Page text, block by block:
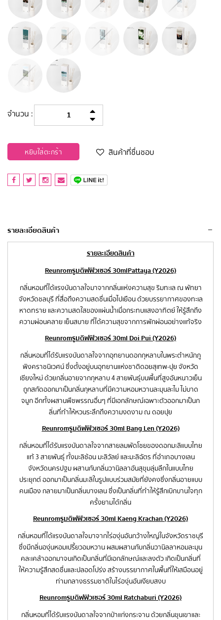
จำนวน :
หยิบใส่ตะกร้า สินค้าที่ชื่นชอบ
รายละเอียดสินค้า
รายละเอียดสินค้า
Reunrom รูมดิฟฟิวเซอร์ 30ml Pattaya (Y2026)
กลิ่นหอมที่ได้แรงบันดาลใจมาจากกลิ่นแห่งความสุข ริมทะเล ณ พัทยา
จังหวัดชลบุรี ที่สื่อถึงความสดชื่นเมื่อไปเยือน ด้วยบรรยากาศของทะเล
หาดทราย และความสดใสของแผ่นน้ำเมื่อกระทบแสงอาทิตย์ ให้รู้สึกถึง
ความผ่อนคลาย เย็นสบาย ที่ได้ความสุขจากการพักผ่อนอย่างแท้จริง
Reunrom รูมดิฟฟิวเซอร์ 30ml Doi Pui (Y2026)
กลิ่นหอมที่ได้รับแรงบันดาลใจจากอุทยานดอกกุหลาบในพระตำหนักภู
พิงคราชนิเวศน์ ซึ่งตั้งอยู่บนอุทยานแห่งชาติดอยสุเทพ-ปุย จังหวัด
เชียงใหม่ ด้วยกลิ่นอายจากกุหลาบ 4 สายพันธุ์บนพื้นที่สูงอันหนาวเย็น
ถูกสกัดออกมาเป็นกลิ่นกุหลาบที่มีความหอมหวานละมุนละไม ไม่บาด
จมูก อีกทั้งผสานพืชพรรณอื่นๆ ที่มีเอกลักษณ์เฉพาะตัวออกมาเป็นก
ลิ่นที่ทำให้หวนระลึกถึงความงดงาม ณ ดอยปุย
Reunrom รูมดิฟฟิวเซอร์ 30ml Bang Len (Y2026)
กลิ่นหอมที่ได้รับแรงบันดาลใจจากสายลมพัดโชยของดอกมะลิแบบไทย
แท้ 3 สายพันธุ์ ทั้งมะลิซ้อน มะลิวัลย์ และมะลิฉัตร ที่อำเภอบางเลน
จังหวัดนครปฐม ผสานกับกลิ่นวานิลลาอันสุขุมลุ่มลึกในแบบไทย
ประยุกต์ ออกมาเป็นกลิ่นมะลิในรูปแบบร่วมสมัยที่ยังคงซึ่งกลิ่นอายแบบ
คนเมือง กลายมาเป็นกลิ่นบางเลน ซึ่งเป็นกลิ่นที่ทำให้รู้สึกเบิกบานใจทุก
ครั้งยามได้กลิ่น
Reunrom รูมดิฟฟิวเซอร์ 30ml Kaeng Krachan (Y2026)
กลิ่นหอมที่ได้แรงบันดาลใจมาจากไร่องุ่นอันกว้างใหญ่ในจังหวัดราชบุรี
ซึ่งมีกลิ่นองุ่นหอมเปรี้ยวอมหวาน ผสมผสานกับกลิ่นวานิลลาหอมละมุน
คละเคล้าออกมาจนเกิดเป็นกลิ่นที่มีเอกลักษณ์และลงตัว เกิดเป็นกลิ่นที่
ให้ความรู้สึกสดชื่นและปลอดโปร่ง สร้างบรรยากาศในพื้นที่ให้เสมือนอยู่
ท่ามกลางธรรมชาติในไร่องุ่นอันเงียบสงบ
Reunrom รูมดิฟฟิวเซอร์ 30ml Ratchaburi (Y2026)
กลิ่นหอมที่ได้รับแรงบันดาลใจจากป่าแก่งกระจาน ด้วยกลิ่นขุนเขาและ